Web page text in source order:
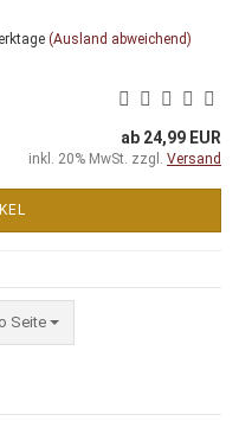
(Ausland abweichend)
ab 24,99 EUR
inkl. 20% MwSt. zzgl. Versand
Seite